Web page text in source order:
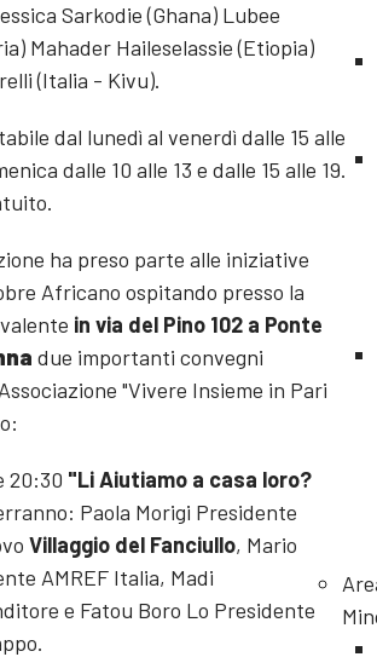
Sarkodie (Ghana) Lubee
Mahader Haileselassie (Etiopia)
(Italia - Kivu).
dal lunedì al venerdì dalle 15 alle
dalle 10 alle 13 e dalle 15 alle 19.
ha preso parte alle iniziative
Africano ospitando presso la
in via del Pino 102 a Ponte
due importanti convegni
"Vivere Insieme in Pari
20:30 "Li Aiutiamo a casa loro?
Paola Morigi Presidente
Villaggio del Fanciullo, Mario
AMREF Italia, Madi
e Fatou Boro Lo Presidente